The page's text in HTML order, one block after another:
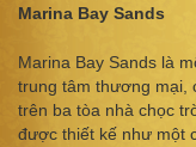
Marina Bay Sands
Marina Bay Sands là
trung tâm thương mại,
trên ba tòa nhà chọc
được thiết kế như một